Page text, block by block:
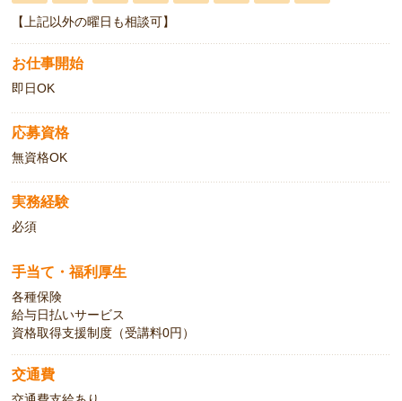
【上記以外の曜日も相談可】
お仕事開始
即日OK
応募資格
無資格OK
実務経験
必須
手当て・福利厚生
各種保険
給与日払いサービス
資格取得支援制度（受講料0円）
交通費